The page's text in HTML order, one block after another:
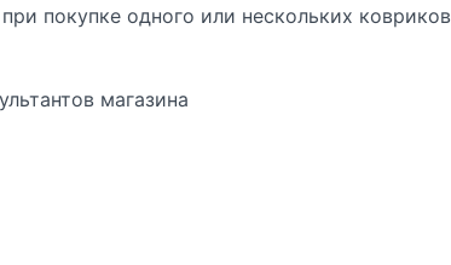
покупке одного или нескольких ковриков
магазина